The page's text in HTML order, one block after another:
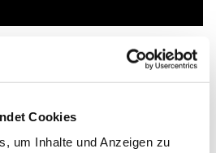
Cookies
um Inhalte und Anzeigen zu